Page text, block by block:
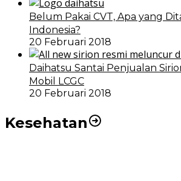
Belum Pakai CVT, Apa yang
Indonesia?
20 Februari 2018
Daihatsu Santai Penjualan
Mobil LCGC
20 Februari 2018
Kesehatan